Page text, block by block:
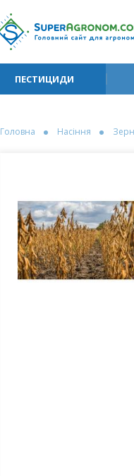
ПЕСТИЦИДИ
Головна Насіння